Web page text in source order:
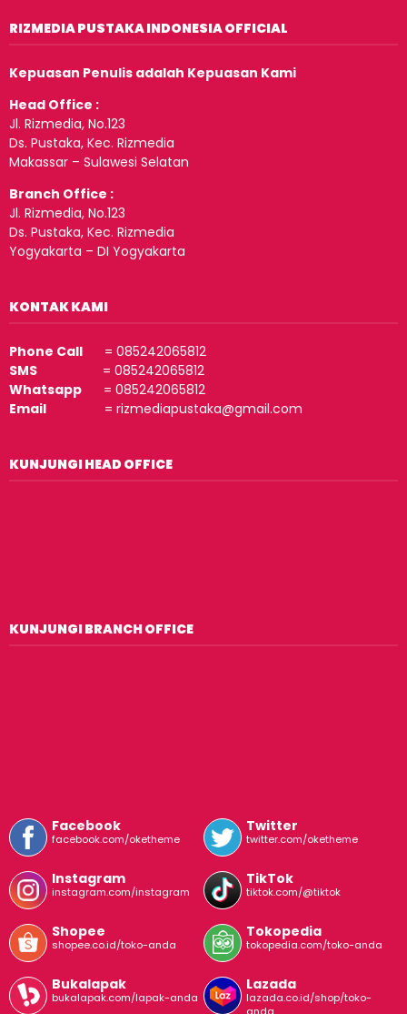
RIZMEDIA PUSTAKA INDONESIA OFFICIAL
Kepuasan Penulis adalah Kepuasan Kami
Head Office :
Jl. Rizmedia, No.123
Ds. Pustaka, Kec. Rizmedia
Makassar – Sulawesi Selatan
Branch Office :
Jl. Rizmedia, No.123
Ds. Pustaka, Kec. Rizmedia
Yogyakarta – DI Yogyakarta
KONTAK KAMI
Phone Call = 085242065812
SMS = 085242065812
Whatsapp = 085242065812
Email = rizmediapustaka@gmail.com
KUNJUNGI HEAD OFFICE
KUNJUNGI BRANCH OFFICE
Facebook
facebook.com/oketheme
Twitter
twitter.com/oketheme
Instagram
instagram.com/instagram
TikTok
tiktok.com/@tiktok
Shopee
shopee.co.id/toko-anda
Tokopedia
tokopedia.com/toko-anda
Bukalapak
bukalapak.com/lapak-anda
Lazada
lazada.co.id/shop/toko-
anda